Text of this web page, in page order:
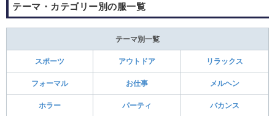
テーマ・カテゴリー別の服一覧
テーマ別一覧
スポーツ アウトドア リラックス
フォーマル お仕事 メルヘン
ホラー パーティ バカンス